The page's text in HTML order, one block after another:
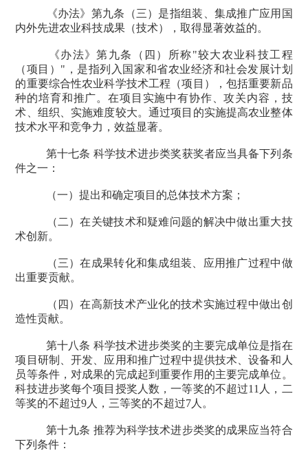
《办法》第九条（三）是指组装、集成推广应用国
内外先进农业科技成果（技术），取得显著效益的。
《办法》第九条（四）所称"较大农业科技工程
（项目） " ，是指列入国家和省农业经济和社会发展计划
的重要综合性农业科学技术工程（项目），包括重要新品
种的培育和推广。在项目实施中有协作、攻关内容，技
术、组织、实施难度较大。通过项目的实施提高农业整体
技术水平和竞争力，效益显著。
第十七条 科学技术进步类奖获奖者应当具备下列条
件之一：
（一）提出和确定项目的总体技术方案；
（二）在关键技术和疑难问题的解决中做出重大技
术创新。
（三）在成果转化和集成组装、应用推广过程中做
出重要贡献。
（四）在高新技术产业化的技术实施过程中做出创
造性贡献。
第十八条 科学技术进步类奖的主要完成单位是指在
项目研制、开发、应用和推广过程中提供技术、设备和人
员等条件，对成果的完成起到重要作用的主要完成单位。
科技进步奖每个项目授奖人数，一等奖的不超过11 人，二
等奖的不超过9 人，三等奖的不超过7 人。
第十九条 推荐为科学技术进步类奖的成果应当符合
下列条件：